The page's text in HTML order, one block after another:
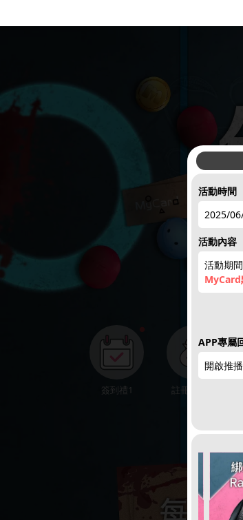
●
簽到禮1 註冊領點數
活動時間
2025/
活動內容
活動期
APP專屬
開啟推